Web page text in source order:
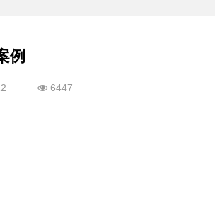
例
6447